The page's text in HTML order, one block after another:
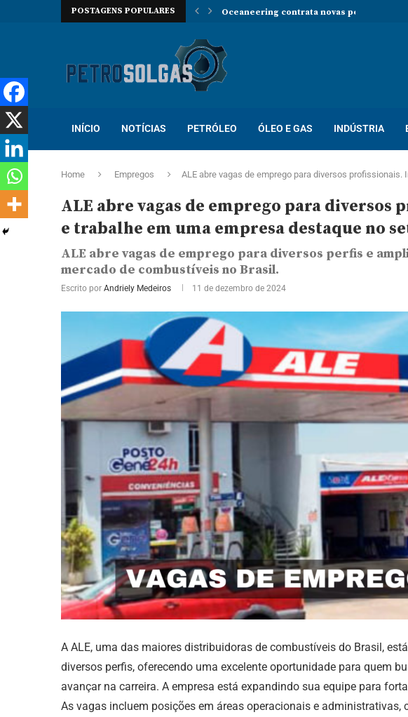
POSTAGENS POPULARES Oceaneering contrata novas pessoas para
INÍCIO NOTÍCIAS PETRÓLEO ÓLEO E GAS INDÚSTRIA
Home Empregos ALE abre vagas de emprego para diversos
ALE abre vagas de emprego para diversos
e trabalhe em uma empresa destaque no
ALE abre vagas de emprego para diversos perfis e
mercado de combustíveis no Brasil.
Escrito por Andriely Medeiros 11 de dezembro de 2024
A ALE, uma das maiores distribuidoras de combustíveis do Brasil,
diversos perfis, oferecendo uma excelente oportunidade para quem
avançar na carreira. A empresa está expandindo sua equipe para
As vagas incluem posições em áreas operacionais e administrativas,